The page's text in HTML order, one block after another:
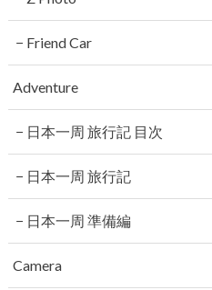
Friend Car
Adventure
日本一周 旅行記 目次
日本一周 旅行記
日本一周 準備編
Camera